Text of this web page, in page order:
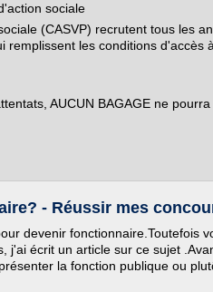
sociale
(CASVP) recrutent tous les
remplissent les conditions d'accès
AUCUN BAGAGE ne pourra
- Réussir mes
devenir fonctionnaire.Toutefois
j'ai écrit un article sur ce sujet
la fonction publique ou